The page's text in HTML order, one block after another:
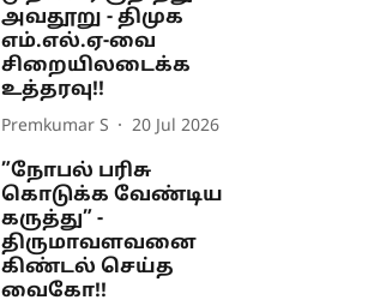
அவதூறு - திமுக
எம்.எல்.ஏ-வை
சிறையிலடைக்க
உத்தரவு!!
Premkumar S 20 Jul 2026
”நோபல் பரிசு
கொடுக்க வேண்டிய
கருத்து” -
திருமாவளவனை
கிண்டல் செய்த
வைகோ!!